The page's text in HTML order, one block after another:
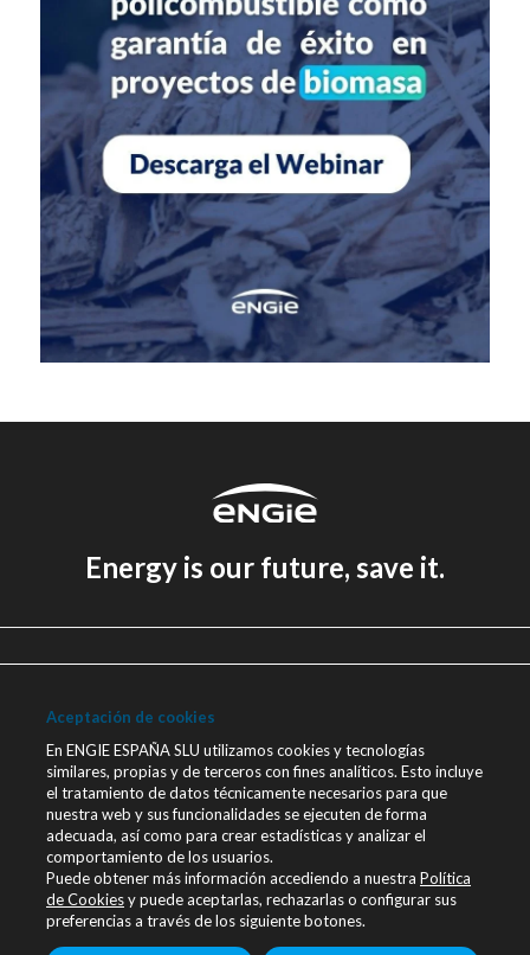
Energy is our future, save it.
Aviso legal
Política de Privacidad
Política de cookies
Canal Ético
Únete a nosotros
Blog ENGIE
Sala de Prensa
Aceptación de cookies
En ENGIE ESPAÑA SLU utilizamos cookies y tecnologías
similares, propias y de terceros con fines analíticos. Esto incluye
el tratamiento de datos técnicamente necesarios para que
nuestra web y sus funcionalidades se ejecuten de forma
adecuada, así como para crear estadísticas y analizar el
comportamiento de los usuarios.
Puede obtener más información accediendo a nuestra Política
de Cookiesy puede aceptarlas, rechazarlas o configurar sus
preferencias a través de los siguiente botones.